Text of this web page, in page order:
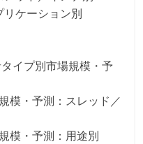
リケーション別
イプ別市場規模・予
模・予測：スレッド／
模・予測：用途別